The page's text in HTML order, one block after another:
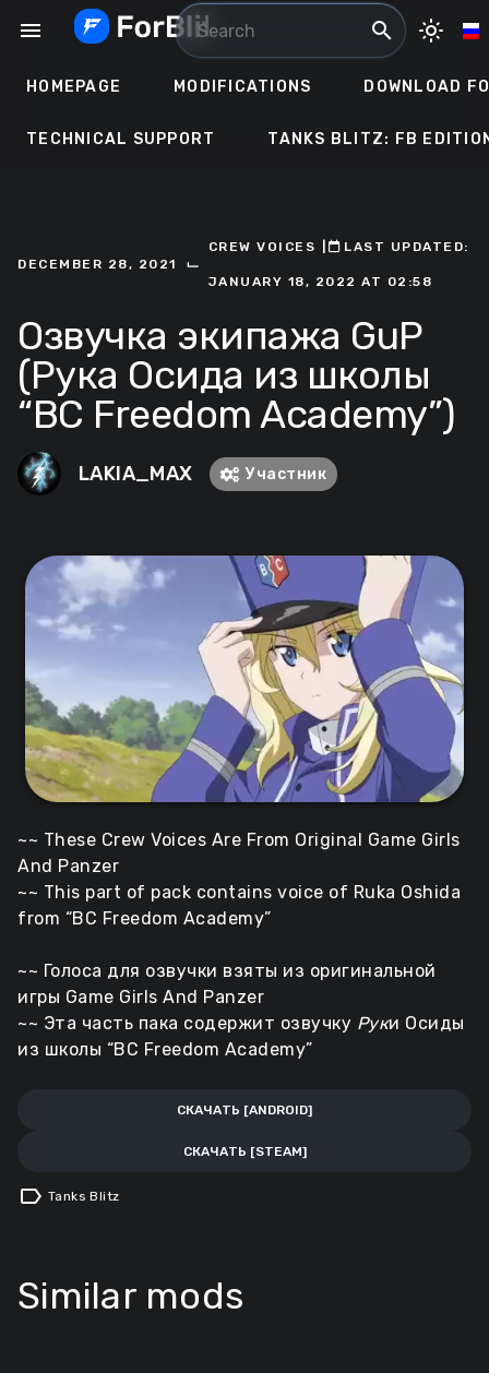
menu search light_mode
HOMEPAGE MODIFICATIONS DOWNLOAD
TECHNICAL SUPPORT TANKS BLITZ: FB
DECEMBER 28, 2021 ⌙
CREW VOICES ㅤLAST UPDATED:
JANUARY 18, 2022 AT 02:58
Озвучка экипажа GuP
(Рука Осида из школы
“BC Freedom Academy”)
LAKIA_MAX Участник
~~ These Crew Voices Are From Original Game Girls
And Panzer
~~ This part of pack contains voice of Ruka Oshida
from “BC Freedom Academy”
~~ Голоса для озвучки взяты из оригинальной
игры Game Girls And Panzer
~~ Эта часть пака содержит озвучку Руки Осиды
из школы “BC Freedom Academy”
СКАЧАТЬ [ANDROID]
СКАЧАТЬ [STEAM]
label Tanks Blitz
Similar mods